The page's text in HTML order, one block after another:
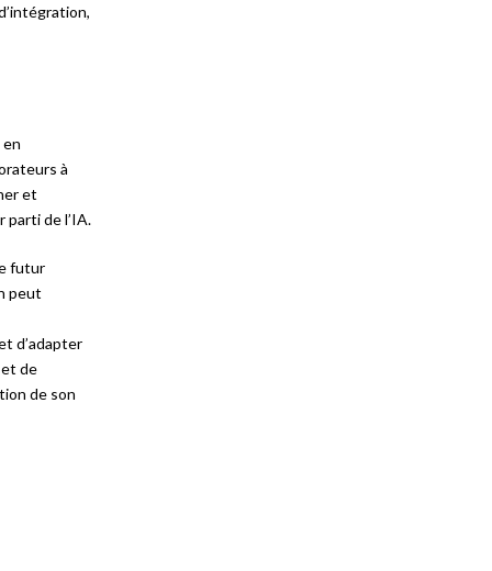
à
et
parti de l’IA.
futur
peut
d’adapter
de
de son